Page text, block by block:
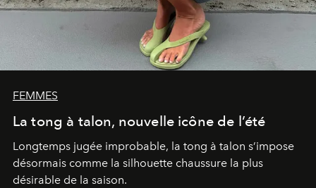
FEMMES
La tong à talon, nouvelle icône de l’été
Longtemps jugée improbable, la tong à talon s’impose
désormais comme la silhouette chaussure la plus
désirable de la saison.